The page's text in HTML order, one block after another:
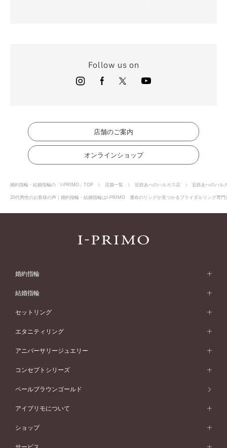
Follow us on
店舗のご案内
オンラインショップ
婚約指輪・結婚指輪の「I-PRIMO」TOP 店舗一覧 近鉄あべのハルカス店 近鉄あべのハル
20代男性のお客様の声｜婚約指輪・結婚指輪はI-PRIMO 運命のリングが見つかるブライダルリング専
婚約指輪
婚約指輪 (エンゲージリング)
婚約指輪一覧
ピンクゴールド
ペールブラウンゴールド
ウェーブライン
V字ライン
ワンサイドメレ
ダブルサイドメレ
シンプル
フェミニン
モード
50万円台～
40万円台～
30万円台～
婚約指輪 人気ランキング
結婚指輪
結婚指輪 (マリッジリング)
結婚指輪一覧
ピンクゴールド
ペールブラウンゴールド
ウェーブライン
V字ライン
ワンメレ
セベラルメレ
シンプル
フェミニン
モード
50万円～
セットリング
セットリング
セットリング一覧
ピンクゴールド
ペールブラウンゴールド
エタニティリング
エタニティリング
エタニティリング一覧
ピンクゴールド
ペールブラウンゴールド
アニバーサリージュエリー
アニバーサリージュエリー
アニバーサリージュエリー一覧
ファッションリング
ブレスレット
コンセプトシリーズ
コンセプトシリーズ
オリジンビリーフ
ペールブラウンゴールド
アイプリモについて
アイプリモについて
パーソナルハンド診断
ショップ
店舗一覧